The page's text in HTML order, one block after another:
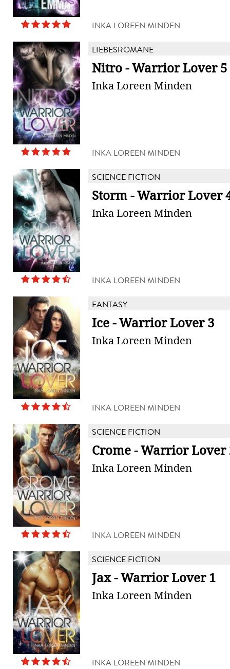
INKA LOREEN MINDEN
LIEBESROMANE
Nitro - Warrior Lover 5
Inka Loreen Minden
INKA LOREEN MINDEN
SCIENCE FICTION
Storm - Warrior Lover
Inka Loreen Minden
INKA LOREEN MINDEN
FANTASY
Ice - Warrior Lover 3
Inka Loreen Minden
INKA LOREEN MINDEN
SCIENCE FICTION
Crome - Warrior Lover
Inka Loreen Minden
INKA LOREEN MINDEN
SCIENCE FICTION
Jax - Warrior Lover 1
Inka Loreen Minden
INKA LOREEN MINDEN